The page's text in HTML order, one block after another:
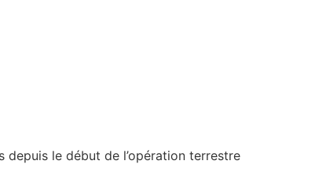
depuis le début de l’opération terrestre